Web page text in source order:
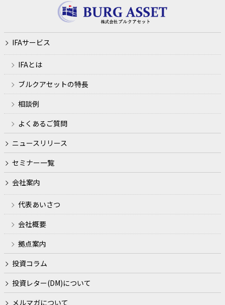
人の趣旨に反した利用及び、当社と機密契約を締結した業
務委託先以外の第三者に開示・提供はいたしません。ま
当社は個人情報及び顧客情報を安全かつ適正に管理し、不
正アクセス、紛失、破壊、改竄、漏洩に対して適切な予防
処置並びに是正措置を講じます。また、それらの実施手
順、評価および責任者を明確に定め、厳重に管理いたしま
す。
当社は、常に適切な個人情報の保護を行うため、個人情報
保護マネジメントシステムや諸規定、及びその運用状況を
定期的に見直し、効果的に実施されるよう継続的に改善い
たします。
当社は、お客様や本人から個人情報の開示、訂正、削除、
問い合わせ等を求められた場合、適切かつ迅速に応じると
ともに、個人情報に関する質問、相談、苦情に真摯に対応
いたします。
個人情報の利用目的
弊社はお客様の個人情報について、次の事業内容及び利用目的
の達成に必要な範囲において取り扱います。なお、金融商品取
引業等に関する内閣府令等により、人種、信条、門地、本籍
開情報は、適切な業務の運営の確保その他必要と認められる目
的以外の目的に、利用いたしません。
IFAサービス
IFAとは
ブルクアセットの特長
相談例
よくあるご質問
ニュースリリース
セミナー一覧
会社案内
代表あいさつ
会社概要
拠点案内
投資コラム
投資レター(DM)について
メルマガについて